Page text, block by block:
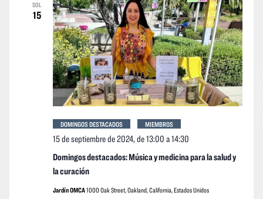
SOL
15
Domingos destacados: Música y medicina para la salud y
la curación
15 de septiembre de 2024, de 13:00 a14:30
DOMINGOS DESTACADOS MIEMBROS
Jardín OMCA1000 Oak Street, Oakland, California, Estados Unidos